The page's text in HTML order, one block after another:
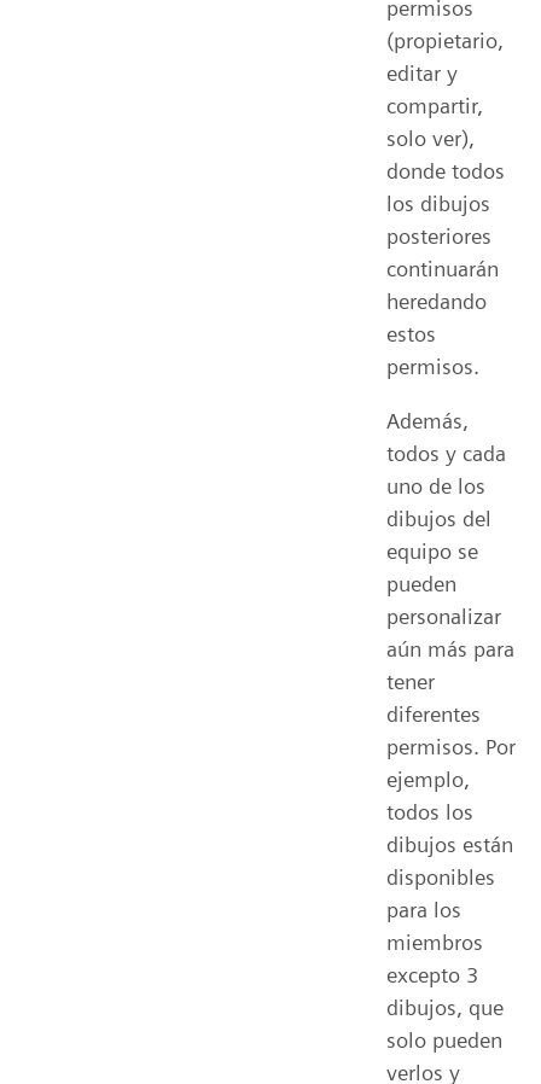
permisos
(propietario,
editar y
compartir,
solo ver),
donde todos
los dibujos
posteriores
continuarán
heredando
estos
permisos.
Además,
todos y cada
uno de los
dibujos del
equipo se
pueden
personalizar
aún más para
tener
diferentes
permisos. Por
ejemplo,
todos los
dibujos están
disponibles
para los
miembros
excepto 3
dibujos, que
solo pueden
verlos y